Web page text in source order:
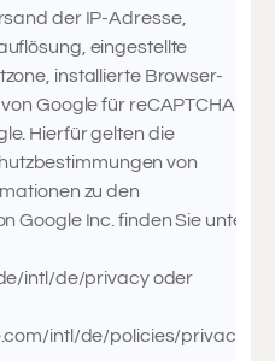
der IP-Adresse,
eingestellte
installierte Browser-
Google für reCAPTCHA
Hierfür gelten die
von
zu den
Google Inc. finden Sie unter
intl/de/privacy oder
intl/de/policies/privacy/